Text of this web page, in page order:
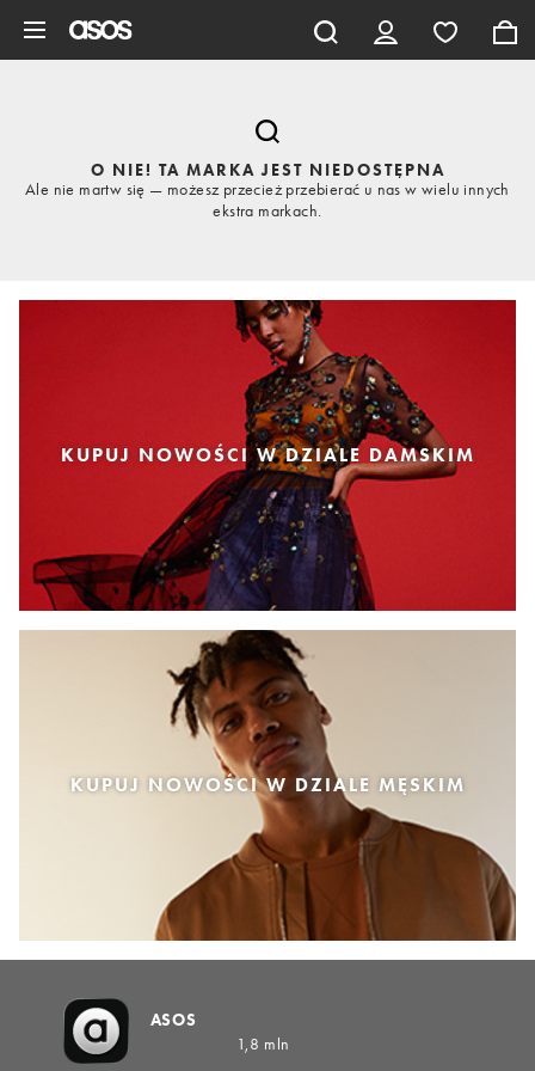
O NIE! TA MARKA JEST NIEDOSTĘPNA
Ale nie martw się — możesz przecież przebierać u nas w wielu innych
ekstra markach.
KUPUJ NOWOŚCI W DZIALE DAMSKIM
KUPUJ NOWOŚCI W DZIALE MĘSKIM
ASOS
1,8 mln